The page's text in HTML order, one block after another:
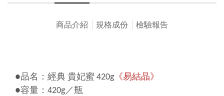
商品介紹 規格成份 檢驗報告
●品名：經典 貴妃蜜 420g《易結晶》
●容量：420g／瓶